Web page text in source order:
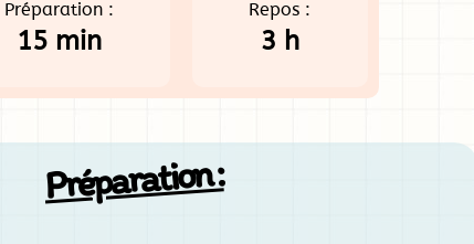
Préparation :
15 min
Repos :
3 h
Préparation :